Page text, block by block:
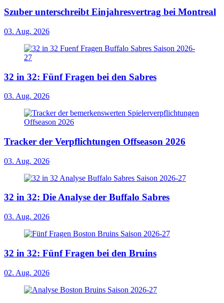
Szuber unterschreibt Einjahresvertrag bei Montreal
03. Aug. 2026
32 in 32: Fünf Fragen bei den Sabres
03. Aug. 2026
Tracker der Verpflichtungen Offseason 2026
03. Aug. 2026
32 in 32: Die Analyse der Buffalo Sabres
03. Aug. 2026
32 in 32: Fünf Fragen bei den Bruins
02. Aug. 2026